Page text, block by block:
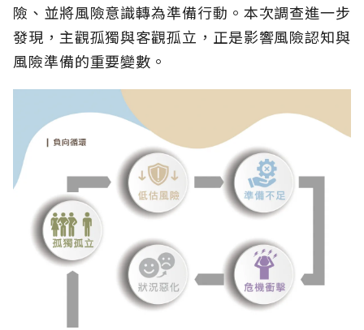
險、並將風險意識轉為準備行動。本次調查進一步
發現，主觀孤獨與客觀孤立，正是影響風險認知與
風險準備的重要變數。